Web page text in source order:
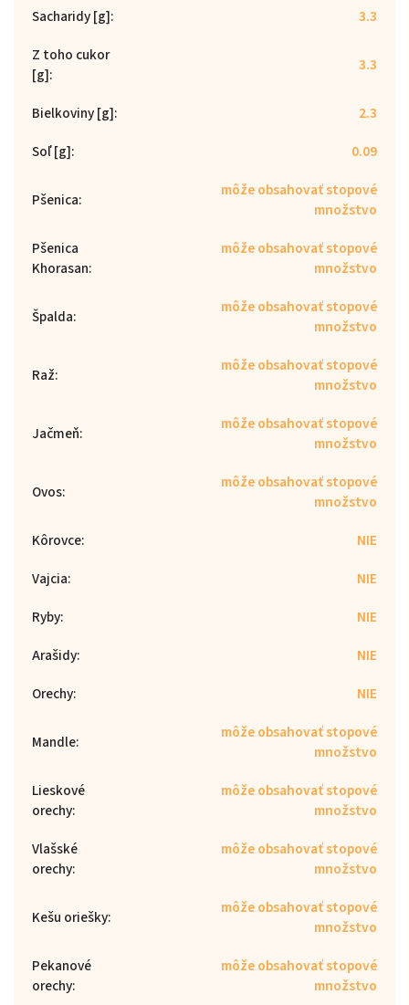
Sacharidy [g]:
3.3
Z toho cukor
[g]: 3.3
Bielkoviny [g]:
2.3
Soľ [g]: 0.09
Pšenica:
môže obsahovať stopové
množstvo
Pšenica
Khorasan:
môže obsahovať stopové
množstvo
Špalda:
môže obsahovať stopové
množstvo
Raž:
môže obsahovať stopové
množstvo
Jačmeň:
môže obsahovať stopové
množstvo
Ovos:
môže obsahovať stopové
množstvo
Kôrovce:
NIE
Vajcia:
NIE
Ryby:
NIE
Arašidy:
NIE
Orechy: NIE
Mandle:
môže obsahovať stopové
množstvo
Lieskové
orechy:
môže obsahovať stopové
množstvo
Vlašské
orechy:
môže obsahovať stopové
množstvo
Kešu oriešky:
môže obsahovať stopové
množstvo
Pekanové
orechy:
môže obsahovať stopové
množstvo